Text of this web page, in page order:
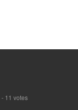
- 11 votes